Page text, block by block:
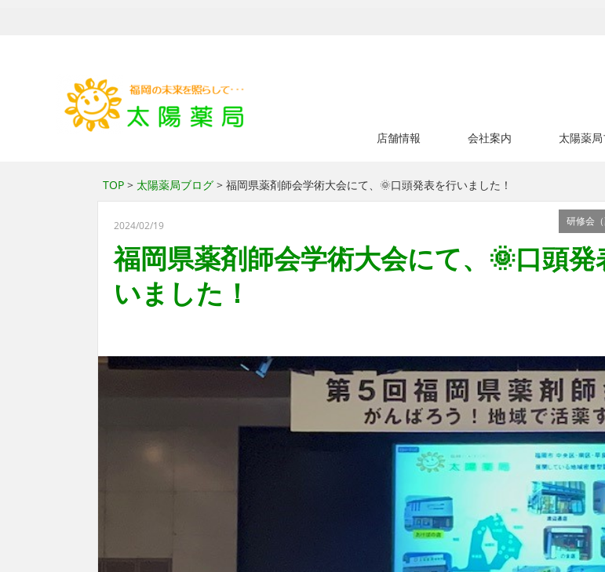
店舗情報 会社案内 太陽薬
TOP > 太陽薬局ブログ > 福岡県薬剤師会学術大会にて、🌞口頭発表を行いました！
研修会
2024/02/19
福岡県薬剤師会学術大会にて、🌞口頭発
いました！